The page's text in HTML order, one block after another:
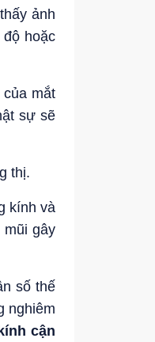
ảnh
hoặc
mắt
sự sẽ
thị.
kính và
gây
số thế
nghiêm
cận